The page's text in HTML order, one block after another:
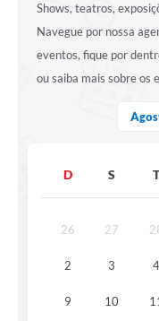
Mapa do Site
Shows, teatros,
Navegue por nossa
eventos, fique por
ou saiba mais sobre os
D S T
26 27
2 3 4
9 10